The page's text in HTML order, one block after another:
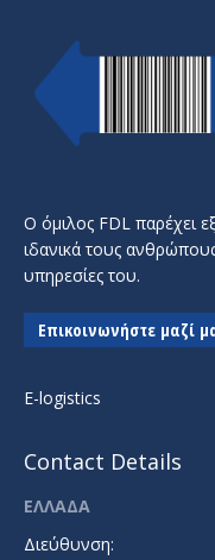
Ο όμιλος FDL παρέχει
ιδανικά τους
υπηρεσίες του.
Επικοινωνήστε μαζί
E-logistics
Contact Details
ΕΛΛΑΔΑ
Διεύθυνση: